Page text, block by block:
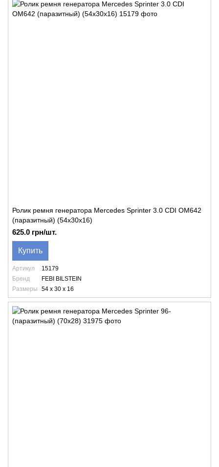
Ролик ремня генератора Mercedes Sprinter 3.0 CDI OM642
(паразитный) (54x30x16)
625.0 грн/шт.
Купить
Артикул
15179
Бренд
FEBI BILSTEIN
Размеры
54 x 30 x 16